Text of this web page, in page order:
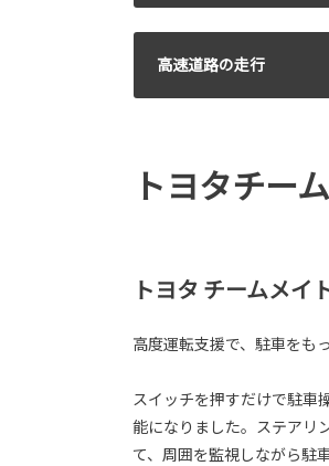
高速道路の走行
トヨタチー
トヨタ チームメイ
高度運転支援で、駐車をも
スイッチを押すだけで駐車
能になりました。ステアリ
て、周囲を監視しながら駐